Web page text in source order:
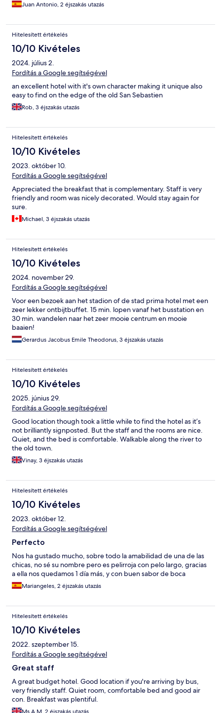
Juan Antonio, 2 éjszakás utazás
Hitelesített értékelés
10/10 Kivételes
2024. július 2.
Fordítás a Google segítségével
an excellent hotel with it's own character making it unique also
easy to find on the edge of the old San Sebastien
Rob, 3 éjszakás utazás
Hitelesített értékelés
10/10 Kivételes
2023. október 10.
Fordítás a Google segítségével
Appreciated the breakfast that is complementary. Staff is very
friendly and room was nicely decorated. Would stay again for
sure.
Michael, 3 éjszakás utazás
Hitelesített értékelés
10/10 Kivételes
2024. november 29.
Fordítás a Google segítségével
Voor een bezoek aan het stadion of de stad prima hotel met een
zeer lekker ontbijtbuffet. 15 min. lopen vanaf het busstation en
30 min. wandelen naar het zeer mooie centrum en mooie
baaien!
Gerardus Jacobus Emile Theodorus, 3 éjszakás utazás
Hitelesített értékelés
10/10 Kivételes
2025. június 29.
Fordítás a Google segítségével
Good location though took a little while to find the hotel as it’s
not brilliantly signposted. But the staff and the rooms are nice.
Quiet, and the bed is comfortable. Walkable along the river to
the old town.
Vinay, 3 éjszakás utazás
Hitelesített értékelés
10/10 Kivételes
2023. október 12.
Fordítás a Google segítségével
Perfecto
Nos ha gustado mucho, sobre todo la amabilidad de una de las
chicas, no sé su nombre pero es pelirroja con pelo largo, gracias
a ella nos quedamos 1 día más, y con buen sabor de boca
Mariangeles, 2 éjszakás utazás
Hitelesített értékelés
10/10 Kivételes
2022. szeptember 15.
Fordítás a Google segítségével
Great staff
A great budget hotel. Good location if you're arriving by bus,
very friendly staff. Quiet room, comfortable bed and good air
con. Breakfast was plentiful.